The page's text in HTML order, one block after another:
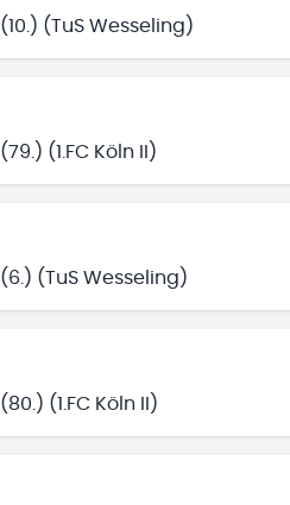
(TuS Wesseling)
(1.FC Köln II)
(TuS Wesseling)
(1.FC Köln II)